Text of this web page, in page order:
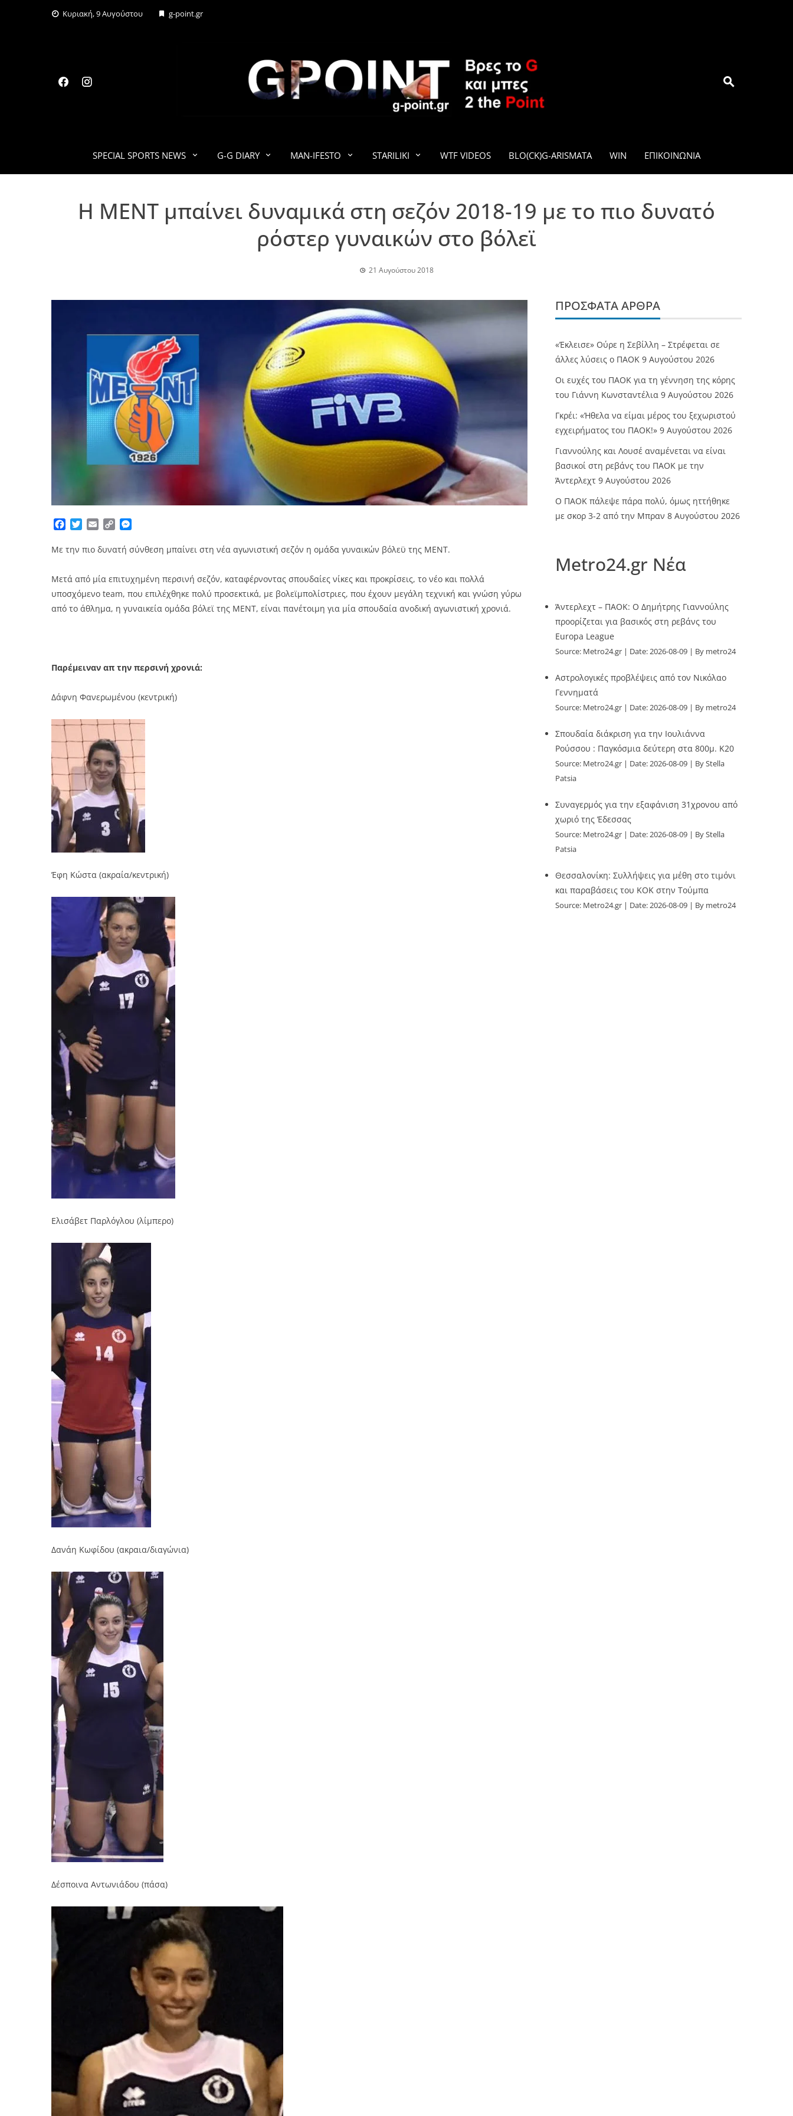
Κυριακή, 9 Αυγούστου g-point.gr
G-POINT.GR
SPECIAL SPORTS NEWS G-G DIARY MAN-IFESTO STARILIKI WTF VIDEOS BLO(CK)G-ARISMATA WIN ΕΠΙΚΟΙΝΩΝΊΑ
Η ΜΕΝΤ μπαίνει δυναμικά στη σεζόν 2018-19 με το πιο δυνατό
ρόστερ γυναικών στο βόλεϊ
21 Αυγούστου 2018
Facebook
TwitterEmailCopy
Με την πιο δυνατή σύνθεση μπαίνει στη νέα αγωνιστική σεζόν η ομάδα γυναικών βόλεϋ της ΜΕΝΤ.
Μετά από μία επιτυχημένη περσινή σεζόν, καταφέρνοντας σπουδαίες νίκες και προκρίσεις, το νέο και πολλά
υποσχόμενο team, που επιλέχθηκε πολύ προσεκτικά, με βολεϊμπολίστριες, που έχουν μεγάλη τεχνική και γνώση γύρω
από το άθλημα, η γυναικεία ομάδα βόλεϊ της ΜΕΝΤ, είναι πανέτοιμη για μία σπουδαία ανοδική αγωνιστική χρονιά.
Παρέμειναν απ την περσινή χρονιά:
Δάφνη Φανερωμένου (κεντρική)
Έφη Κώστα (ακραία/κεντρική)
Ελισάβετ Παρλόγλου (λίμπερο)
Δανάη Κωφίδου (ακραια/διαγώνια)
Δέσποινα Αντωνιάδου (πάσα)
ΠΡΌΣΦΑΤΑ ΆΡΘΡΑ
«Έκλεισε» Ούρε η Σεβίλλη – Στρέφεται σε
άλλες λύσεις ο ΠΑΟΚ 9 Αυγούστου 2026
Οι ευχές του ΠΑΟΚ για τη γέννηση της κόρης
του Γιάννη Κωνσταντέλια 9 Αυγούστου 2026
Γκρέι: «Ήθελα να είμαι μέρος του ξεχωριστού
εγχειρήματος του ΠΑΟΚ!» 9 Αυγούστου 2026
Γιαννούλης και Λουσέ αναμένεται να είναι
βασικοί στη ρεβάνς του ΠΑΟΚ με την
Άντερλεχτ 9 Αυγούστου 2026
Ο ΠΑΟΚ πάλεψε πάρα πολύ, όμως ηττήθηκε
με σκορ 3-2 από την Μπραν 8 Αυγούστου 2026
Metro24.gr Νέα
Άντερλεχτ – ΠΑΟΚ: Ο Δημήτρης Γιαννούλης
προορίζεται για βασικός στη ρεβάνς του
Europa League
Source: Metro24.gr Date: 2026-08-09 By metro24
Αστρολογικές προβλέψεις από τον Νικόλαο
Γεννηματά
Source: Metro24.gr Date: 2026-08-09 By metro24
Σπουδαία διάκριση για την Ιουλιάννα
Ρούσσου : Παγκόσμια δεύτερη στα 800μ. Κ20
Source: Metro24.gr Date: 2026-08-09
By Stella
Patsia
Συναγερμός για την εξαφάνιση 31χρονου από
χωριό της Έδεσσας
Source: Metro24.gr Date: 2026-08-09
By Stella
Patsia
Θεσσαλονίκη: Συλλήψεις για μέθη στο τιμόνι
και παραβάσεις του ΚΟΚ στην Τούμπα
Source: Metro24.gr Date: 2026-08-09 By metro24